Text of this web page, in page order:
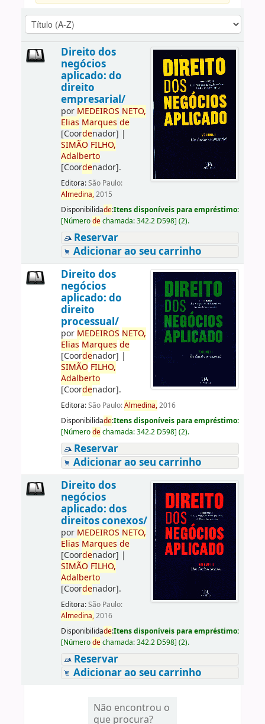
Direito dos
negócios
aplicado: do
direito
empresarial/
por MEDEIROS NETO,
Elias Marques de
[Coordenador] |
SIMÃO FILHO,
Adalberto
[Coordenador].
Editora:São Paulo:
Almedina,2015
Disponibilidade:Itens disponíveis para empréstimo:
[Númerodechamada:342.2 D598] (2).
Reservar
Adicionar ao seu carrinho
Direito dos
negócios
aplicado: do
direito
processual/
por MEDEIROS NETO,
Elias Marques de
[Coordenador] |
SIMÃO FILHO,
Adalberto
[Coordenador].
Editora:São Paulo:Almedina,2016
Disponibilidade:Itens disponíveis para empréstimo:
[Númerodechamada:342.2 D598] (2).
Reservar
Adicionar ao seu carrinho
Direito dos
negócios
aplicado: dos
direitos conexos/
por MEDEIROS NETO,
Elias Marques de
[Coordenador] |
SIMÃO FILHO,
Adalberto
[Coordenador].
Editora:São Paulo:
Almedina,2016
Disponibilidade:Itens disponíveis para empréstimo:
[Númerodechamada:342.2 D598] (2).
Reservar
Adicionar ao seu carrinho
Não encontrou o
que procura?